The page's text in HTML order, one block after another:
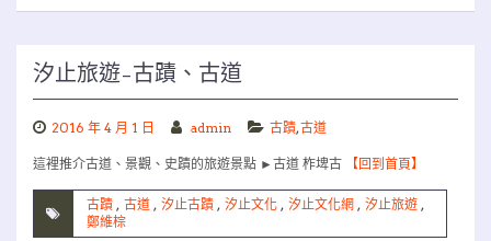
汐止旅遊–古蹟、古道
2016 年 4 月 1 日 admin 古蹟,古道
這裡推介古道、景觀、史蹟的旅遊景點 ►古道 柞埤古 【回到首頁】
古蹟 , 古道 , 汐止古蹟 , 汐止文化 , 汐止文化網 , 汐止旅遊 ,
鄭維棕